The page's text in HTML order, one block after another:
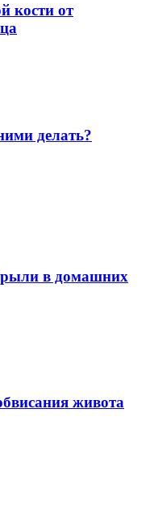
кости от
делать?
в домашних
живота